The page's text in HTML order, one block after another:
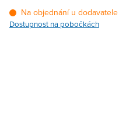
Na objednání u dodavatele
Dostupnost na pobočkách